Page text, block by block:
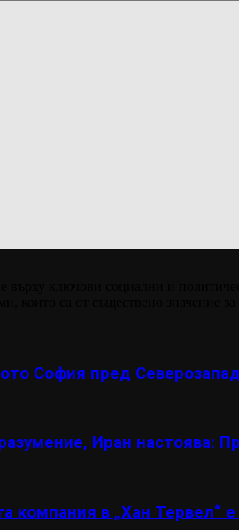
София пред
Иран настоява:
компания в „Хан Тервел“